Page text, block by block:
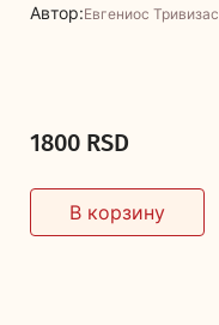
Автор:Евгениос Тривизас
1800 RSD